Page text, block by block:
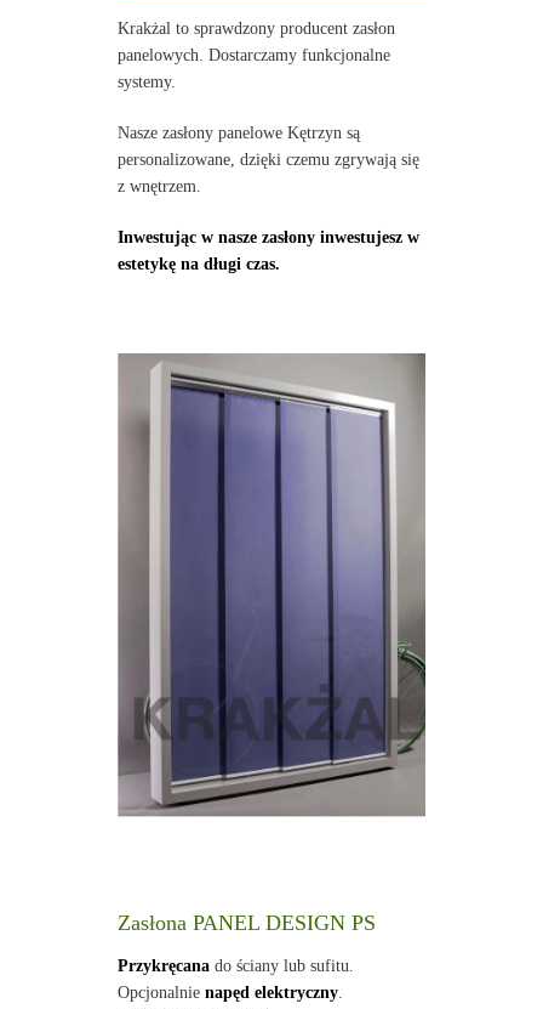
Krakżal to sprawdzony producent zasłon
panelowych. Dostarczamy funkcjonalne
systemy.
Nasze zasłony panelowe Kętrzyn są
personalizowane, dzięki czemu zgrywają się
z wnętrzem.
Inwestując w nasze zasłony inwestujesz w
estetykę na długi czas.
Zasłona PANEL DESIGN PS
Przykręcanado ściany lub sufitu.
Opcjonalnie napęd elektryczny.